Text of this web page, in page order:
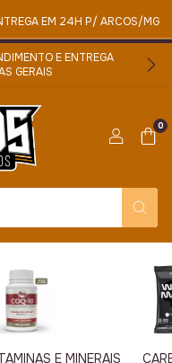
EM 24H P/ ARCOS/MG
E ENTREGA
GERAIS
0
E MINERAIS